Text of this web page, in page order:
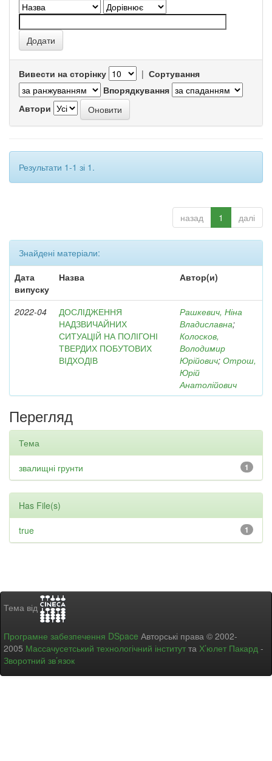
Вивести на сторінку | Сортування
Впорядкування
Автори
Результати 1-1 зі 1.
назад 1 далі
Знайдені матеріали:
Дата
випуску
Назва Автор(и)
2022-04
ДОСЛІДЖЕННЯ
НАДЗВИЧАЙНИХ
СИТУАЦІЙ НА ПОЛІГОНІ
ТВЕРДИХ ПОБУТОВИХ
ВІДХОДІВ
Рашкевич, Ніна
Владиславна;
Колосков,
Володимир
Юрійович; Отрош,
Юрій
Анатолійович
Перегляд
Тема
1
звалищні грунти
Has File(s)
1
true
Тема від
Програмне забезпечення DSpace Авторські права © 2002-
2005 Массачусетський технологічний інститут та Х’юлет Пакард -
Зворотний зв’язок